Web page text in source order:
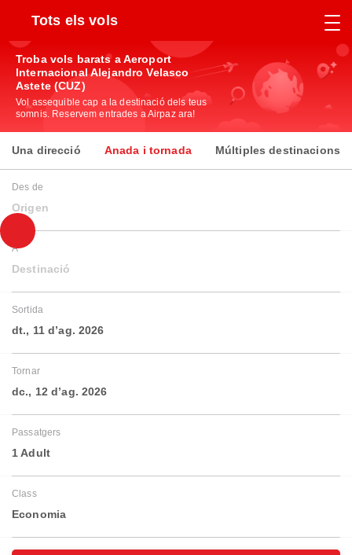
Tots els vols
Troba vols barats a Aeroport
Internacional Alejandro Velasco
Astete (CUZ)
Vol assequible cap a la destinació dels teus
somnis. Reservem entrades a Airpaz ara!
Una direcció Anada i tornada Múltiples destinacions
Des de
Origen
A
Destinació
Sortida
dt., 11 d’ag. 2026
Tornar
dc., 12 d’ag. 2026
Passatgers
1 Adult
Class
Economia